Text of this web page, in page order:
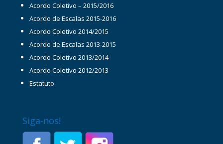
Acordo Coletivo – 2015/2016
Acordo de Escalas 2015-2016
Acordo Coletivo 2014/2015
Acordo de Escalas 2013-2015
Acordo Coletivo 2013/2014
Acordo Coletivo 2012/2013
Estatuto
Siga-nos!